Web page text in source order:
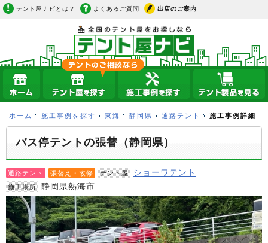
テント屋ナビとは？ よくあるご質問 出店のご案内
ホーム 施工事例を探す 東海 静岡県 通路テント 施工事例詳細
バス停テントの張替（静岡県）
通路テント 張替え・改修 テント屋 ショーワテント
施工場所 静岡県熱海市